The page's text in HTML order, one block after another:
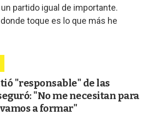
partido igual de importante.
toque es lo que más he
"responsable" de las
"No me necesitan para
a formar"